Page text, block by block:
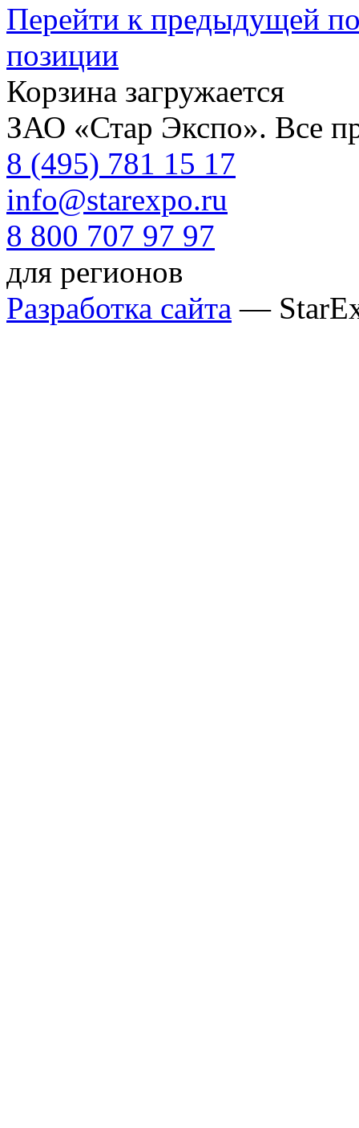
Перейти к предыдущей
позиции
Корзина загружается
ЗАО «Стар Экспо». Все
8 (495) 781 15 17
info@starexpo.ru
8 800 707 97 97
для регионов
Разработка сайта —